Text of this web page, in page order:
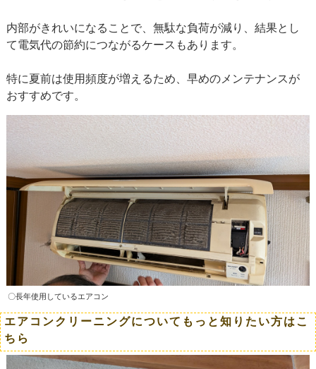
内部がきれいになることで、無駄な負荷が減り、結果とし
て電気代の節約につながるケースもあります。
特に夏前は使用頻度が増えるため、早めのメンテナンスが
おすすめです。
〇長年使用しているエアコン
エアコンクリーニングについてもっと知りたい方はこ
ちら